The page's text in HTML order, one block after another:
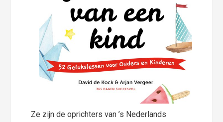
Ze zijn de oprichters van ’s Nederlands